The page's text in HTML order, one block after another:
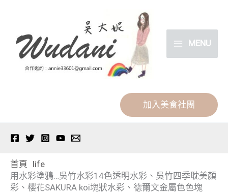
MENU
加入美食社團
首頁 life
用水彩塗鴉…吳竹水彩14色透明水彩、吳竹四季耽美顏
彩、櫻花SAKURA koi塊狀水彩、德爾文金屬色色塊